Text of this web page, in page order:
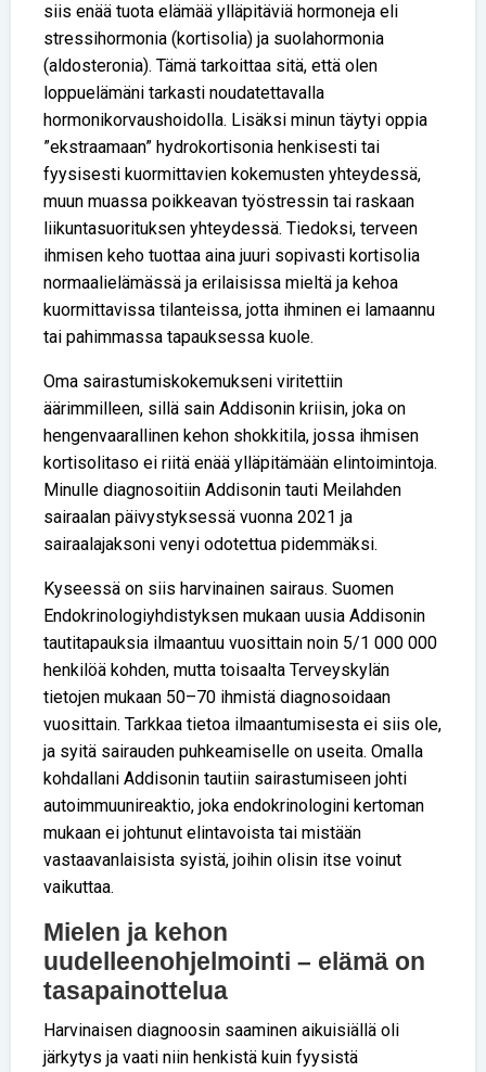
siis enää tuota elämää ylläpitäviä hormoneja eli
stressihormonia (kortisolia) ja suolahormonia
(aldosteronia). Tämä tarkoittaa sitä, että olen
loppuelämäni tarkasti noudatettavalla
hormonikorvaushoidolla. Lisäksi minun täytyi oppia
”ekstraamaan” hydrokortisonia henkisesti tai
fyysisesti kuormittavien kokemusten yhteydessä,
muun muassa poikkeavan työstressin tai raskaan
liikuntasuorituksen yhteydessä. Tiedoksi, terveen
ihmisen keho tuottaa aina juuri sopivasti kortisolia
normaalielämässä ja erilaisissa mieltä ja kehoa
kuormittavissa tilanteissa, jotta ihminen ei lamaannu
tai pahimmassa tapauksessa kuole.
Oma sairastumiskokemukseni viritettiin
äärimmilleen, sillä sain Addisonin kriisin, joka on
hengenvaarallinen kehon shokkitila, jossa ihmisen
kortisolitaso ei riitä enää ylläpitämään elintoimintoja.
Minulle diagnosoitiin Addisonin tauti Meilahden
sairaalan päivystyksessä vuonna 2021 ja
sairaalajaksoni venyi odotettua pidemmäksi.
Kyseessä on siis harvinainen sairaus. Suomen
Endokrinologiyhdistyksen mukaan uusia Addisonin
tautitapauksia ilmaantuu vuosittain noin 5/1 000 000
henkilöä kohden, mutta toisaalta Terveyskylän
tietojen mukaan 50–70 ihmistä diagnosoidaan
vuosittain. Tarkkaa tietoa ilmaantumisesta ei siis ole,
ja syitä sairauden puhkeamiselle on useita. Omalla
kohdallani Addisonin tautiin sairastumiseen johti
autoimmuunireaktio, joka endokrinologini kertoman
mukaan ei johtunut elintavoista tai mistään
vastaavanlaisista syistä, joihin olisin itse voinut
vaikuttaa.
Mielen ja kehon
uudelleenohjelmointi – elämä on
tasapainottelua
Harvinaisen diagnoosin saaminen aikuisiällä oli
järkytys ja vaati niin henkistä kuin fyysistä